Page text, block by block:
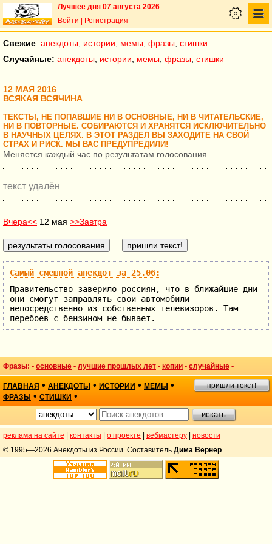
Лучшее дня 07 августа 2026
Войти
Регистрация
Свежие: анекдоты истории мемы фразы стишки
Случайные: анекдоты истории мемы фразы стишки
12 МАЯ 2016
ВСЯКАЯ ВСЯЧИНА
ТЕКСТЫ, НЕ ПОПАВШИЕ НИ В ОСНОВНЫЕ, НИ В ЧИТАТЕЛЬСКИЕ,
НИ В ПОВТОРНЫЕ. СОБИРАЮТСЯ И ХРАНЯТСЯ ИСКЛЮЧИТЕЛЬНО
В НАУЧНЫХ ЦЕЛЯХ. В ЭТОТ РАЗДЕЛ ВЫ ЗАХОДИТЕ НА СВОЙ
СТРАХ И РИСК. МЫ ВАС ПРЕДУПРЕДИЛИ!
Меняется каждый час по результатам голосования
текст удалён
Вчера<< 12 мая >>Завтра
Самый смешной анекдот за 25.06:
Правительство заверило россиян, что в ближайшие дни
они смогут заправлять свои автомобили
непосредственно из собственных телевизоров. Там
перебоев с бензином не бывает.
Фразы: • основные • лучшие прошлых лет • копии • случайные •
ГЛАВНАЯ • АНЕКДОТЫ • ИСТОРИИ • МЕМЫ •
ФРАЗЫ • СТИШКИ •
пришли текст!
реклама на сайте контакты о проекте вебмастеру
новости
© 1995—2026 Анекдоты из России. Составитель Дима Вернер